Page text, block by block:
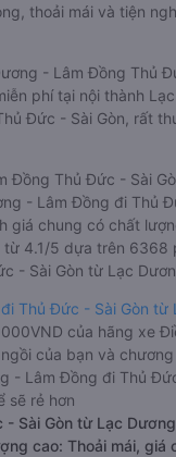
thoải mái và tiện
- Lâm Đồng Thủ
phí tại nội thành
Đức - Sài Gòn, rất
Đồng Thủ Đức - Sài
- Lâm Đồng đi Thủ
giá chung có chất
4.1/5 dựa trên 6368
- Sài Gòn từ Lạc
Thủ Đức - Sài Gòn từ
của hãng xe
của bạn và chương
- Lâm Đồng đi Thủ
sẽ rẻ hơn
- Sài Gòn từ Lạc
cao: Thoải mái, giá